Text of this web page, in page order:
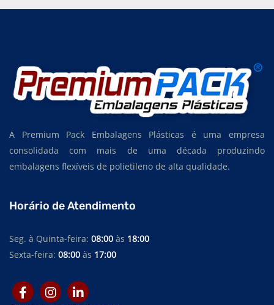
SACOS PLÁSTICOS PARA EMBALAGEM
SACOS PLÁSTICOS EM EVA
SACOS PLÁSTICOS EM POLIETILENO DE ALTA DENSIDADE
SACOS PLÁSTICOS EM POLIETILENO
SACOS PARA EMBALAGEM
SACOS PARA INDÚSTRIA TÊXTIL
SACOS PARA INDÚSTRIA ALIMENTÍCIA
A Premium Pack Embalagens Plásticas é uma empresa
consolidada com mais de uma década produzindo
embalagens flexíveis de polietileno de alta qualidade.
Horário de Atendimento
Seg. à Quinta-feira: 08:00 às 18:00
Sexta-feira: 08:00 às 17:00